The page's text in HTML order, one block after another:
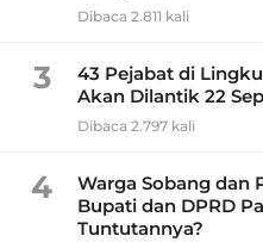
Dibaca 2.811 kali
3
43 Pejabat di
Akan Dilantik 22
Dibaca 2.797 kali
4
Warga Sobang dan
Bupati dan DPRD
Tuntutannya?